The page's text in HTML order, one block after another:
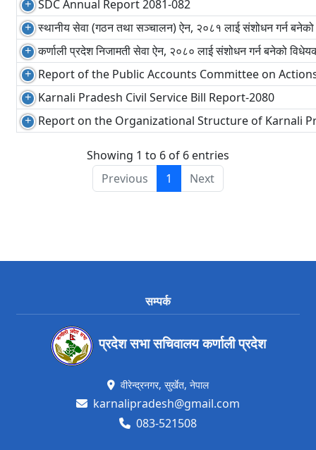
SDC Annual Report 2081-082
स्थानीय सेवा (गठन तथा सञ्चालन) ऐन, २०८१ लाई संशोधन गर्न बनेको
कर्णाली प्रदेश निजामती सेवा ऐन, २०८० लाई संशोधन गर्न बनेको
Report of the Public Accounts Committee on
Karnali Pradesh Civil Service Bill Report-2080
Report on the Organizational Structure of Karnali
Showing 1 to 6 of 6 entries
Previous
1 Next
सम्पर्क
प्रदेश सभा सचिवालय कर्णाली प्रदेश
वीरेन्द्रनगर, सुर्खेत, नेपाल
karnalipradesh@gmail.com
083-521508